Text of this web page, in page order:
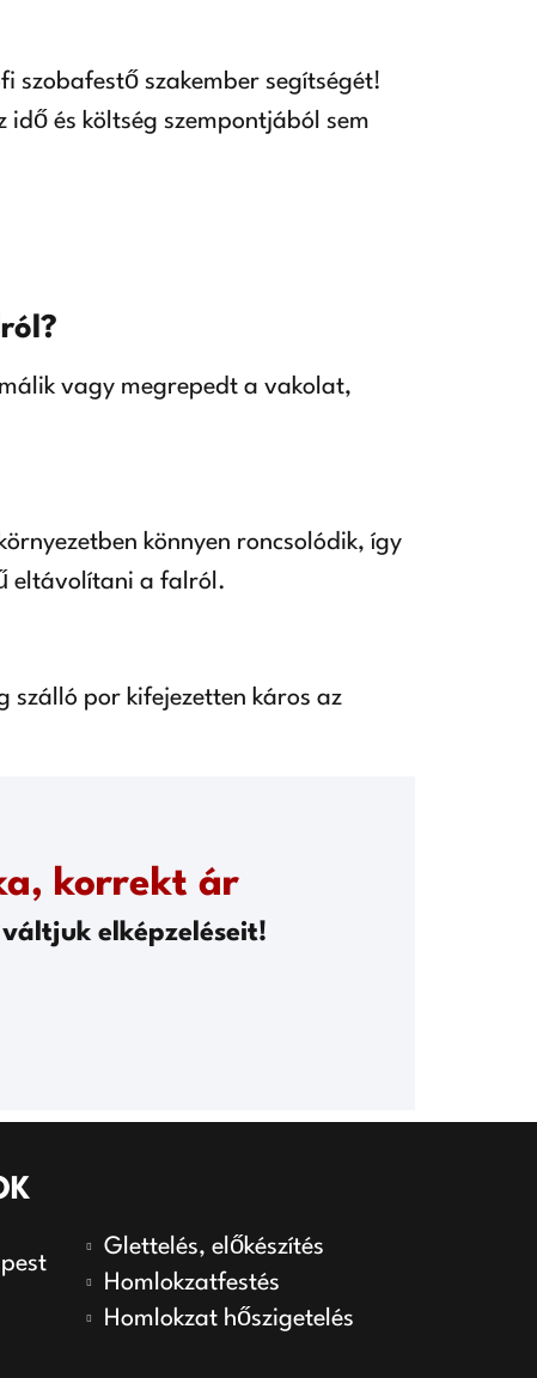
szobafestő szakember segítségét!
és költség szempontjából sem
vagy megrepedt a vakolat,
könnyen roncsolódik, így
eltávolítani a falról.
szálló por kifejezetten káros az
korrekt ár
elképzeléseit!
Glettelés, előkészítés
Homlokzatfestés
Homlokzat hőszigetelés